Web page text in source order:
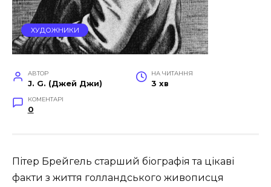
ХУДОЖНИКИ
АВТОР
J. G. (Джей Джи)
НА ЧИТАННЯ
3 хв
КОМЕНТАРІ
0
Пітер Брейгель старший біографія та цікаві
факти з життя голландського живописця